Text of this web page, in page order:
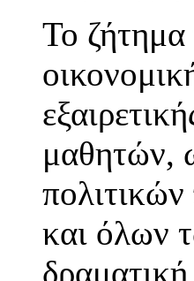
Το ζήτημα
μαθητών,
και όλων